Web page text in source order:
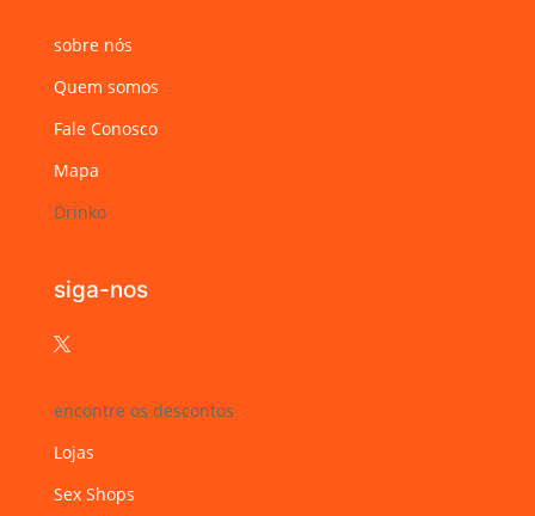
sobre nós
Quem somos
Fale Conosco
Mapa
Drinko
siga-nos

encontre os descontos
Lojas
Sex Shops